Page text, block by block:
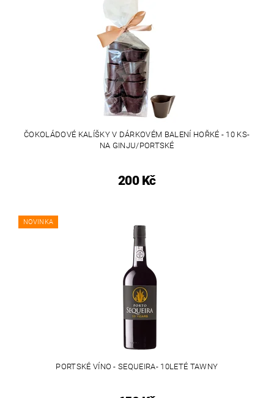
ČOKOLÁDOVÉ KALÍŠKY V DÁRKOVÉM BALENÍ HOŘKÉ - 10 KS-
NA GINJU/PORTSKÉ
200 Kč
NOVINKA
PORTSKÉ VÍNO - SEQUEIRA- 10LETÉ TAWNY